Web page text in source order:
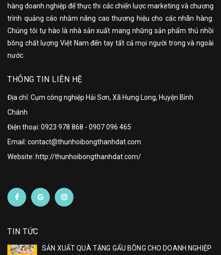
hàng doanh nghiệp để thực thi các chiến lược marketing và chương
trình quảng cáo nhằm nâng cao thương hiệu cho các nhãn hàng.
Chúng tôi tự hào là nhà sản xuất mang những sản phẩm thú nhồi
bông chất lượng Việt Nam đến tay tất cả mọi người trong và ngoài
nước.
THÔNG TIN LIÊN HỆ
Địa chỉ: Cụm công nghiệp Hải Sơn, Xã Hưng Long, Huyện Bình
Chánh
Điện thoại: 0923 978 868 - 0907 096 465
Email: contact@thunhoibongthanhdat.com
Website: http://thunhoibongthanhdat.com/
TIN TỨC
SẢN XUẤT QUÀ TẶNG GẤU BÔNG CHO DOANH NGHIỆP